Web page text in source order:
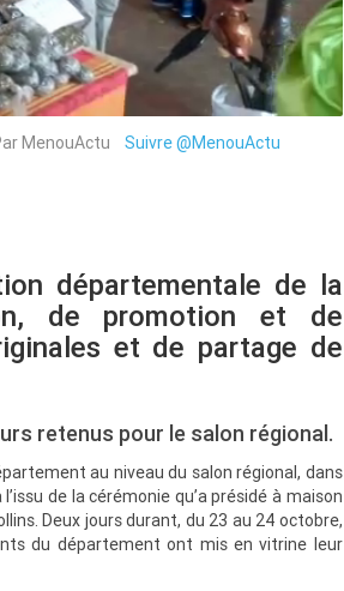
MenouActuSuivre @MenouActu
départementale de la
de promotion et de
et de partage de
retenus pour le salon régional.
au niveau du salon régional, dans
de la cérémonie qu’a présidé à maison
Deux jours durant, du 23 au 24 octobre,
du département ont mis en vitrine leur
pratique. Dschang du 17 au 27
2022